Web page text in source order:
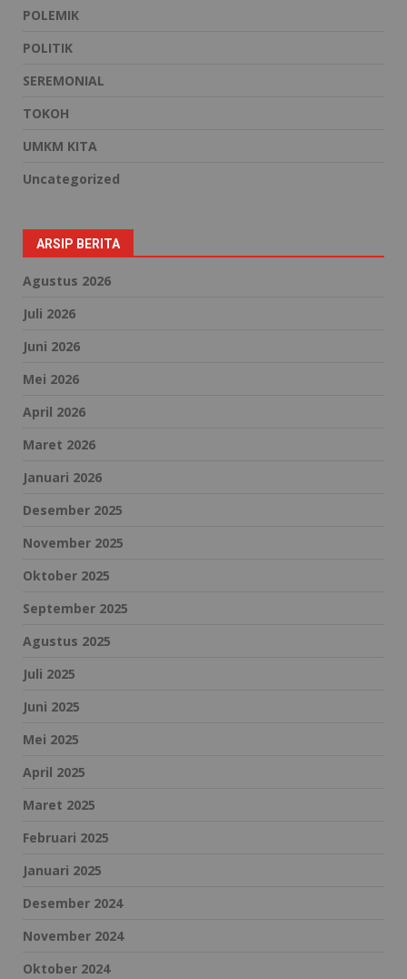
POLEMIK
POLITIK
SEREMONIAL
TOKOH
UMKM KITA
Uncategorized
ARSIP BERITA
Agustus 2026
Juli 2026
Juni 2026
Mei 2026
April 2026
Maret 2026
Januari 2026
Desember 2025
November 2025
Oktober 2025
September 2025
Agustus 2025
Juli 2025
Juni 2025
Mei 2025
April 2025
Maret 2025
Februari 2025
Januari 2025
Desember 2024
November 2024
Oktober 2024